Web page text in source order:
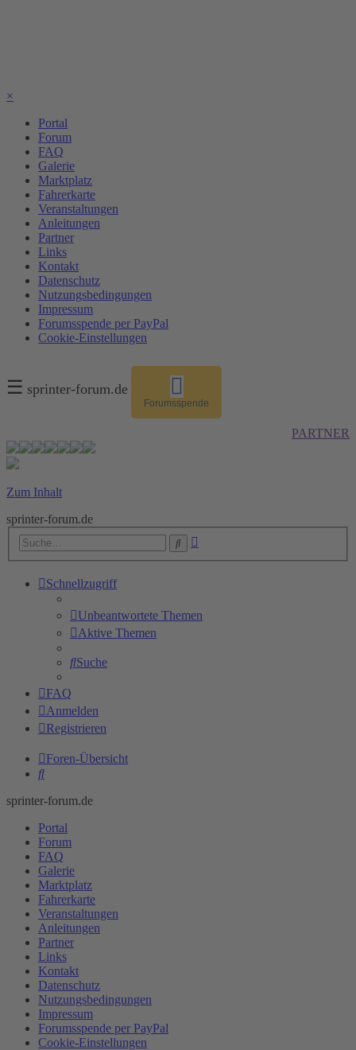
×
Portal
Forum
FAQ
Galerie
Marktplatz
Fahrerkarte
Veranstaltungen
Anleitungen
Partner
Links
Kontakt
Datenschutz
Nutzungsbedingungen
Impressum
Forumsspende per PayPal
Cookie-Einstellungen
☰ sprinter-forum.de
Forumsspende
PARTNER
Zum Inhalt
sprinter-forum.de
Suche
Schnellzugriff
Unbeantwortete Themen
Aktive Themen
Suche
FAQ
Anmelden
Registrieren
Foren-Übersicht
Suche
sprinter-forum.de
Portal
Forum
FAQ
Galerie
Marktplatz
Fahrerkarte
Veranstaltungen
Anleitungen
Partner
Links
Kontakt
Datenschutz
Nutzungsbedingungen
Impressum
Forumsspende per PayPal
Cookie-Einstellungen